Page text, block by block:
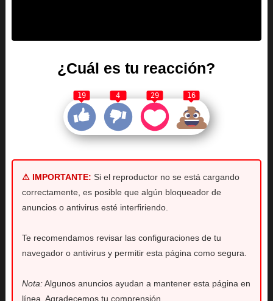
¿Cuál es tu reacción?
19 4 29 16
⚠ IMPORTANTE: Si el reproductor no se está cargando
correctamente, es posible que algún bloqueador de
anuncios o antivirus esté interfiriendo.
Te recomendamos revisar las configuraciones de tu
navegador o antivirus y permitir esta página como segura.
Nota:Algunos anuncios ayudan a mantener esta página en
línea. Agradecemos tu comprensión.